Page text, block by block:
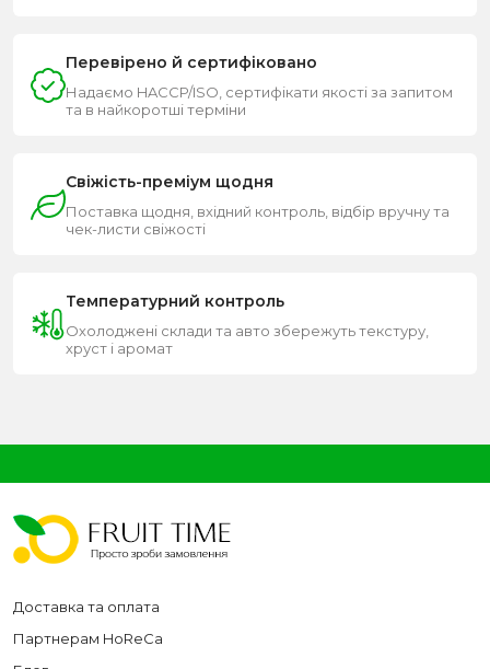
Перевірено й сертифіковано
Надаємо HACCP/ISO, сертифікати якості за запитом
та в найкоротші терміни
Свіжість-преміум щодня
Поставка щодня, вхідний контроль, відбір вручну та
чек-листи свіжості
Температурний контроль
Охолоджені склади та авто збережуть текстуру,
хруст і аромат
Доставка та оплата
Партнерам HoReCa